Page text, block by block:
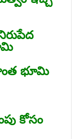
భూమి
కోసం